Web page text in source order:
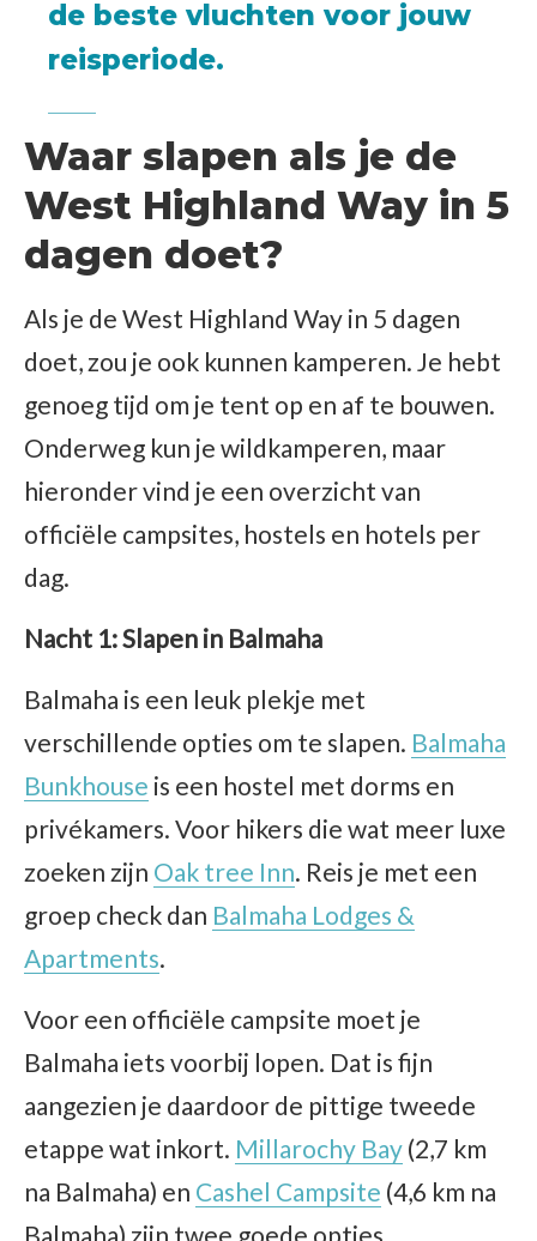
de beste vluchten voor jouw
reisperiode.
Waar slapen als je de
West Highland Way in 5
dagen doet?
Als je de West Highland Way in 5 dagen
doet, zou je ook kunnen kamperen. Je hebt
genoeg tijd om je tent op en af te bouwen.
Onderweg kun je wildkamperen, maar
hieronder vind je een overzicht van
officiële campsites, hostels en hotels per
dag.
Nacht 1: Slapen in Balmaha
Balmaha is een leuk plekje met
verschillende opties om te slapen. Balmaha
Bunkhouse is een hostel met dorms en
privékamers. Voor hikers die wat meer luxe
zoeken zijn Oak tree Inn. Reis je met een
groep check dan Balmaha Lodges &
Apartments.
Voor een officiële campsite moet je
Balmaha iets voorbij lopen. Dat is fijn
aangezien je daardoor de pittige tweede
etappe wat inkort. Millarochy Bay (2,7 km
na Balmaha) en Cashel Campsite (4,6 km na
Balmaha) zijn twee goede opties.